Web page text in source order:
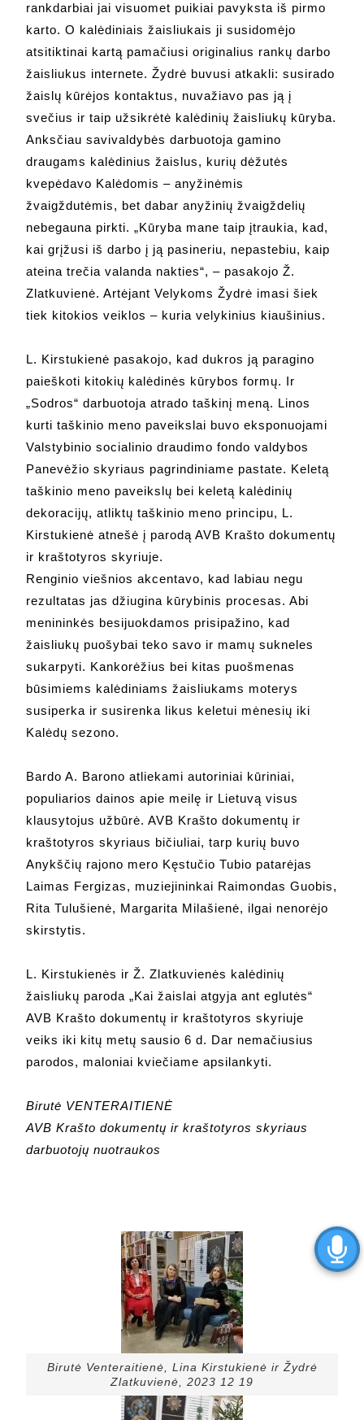
rankdarbiai jai visuomet puikiai pavyksta iš pirmo
karto. O kalėdiniais žaisliukais ji susidomėjo
atsitiktinai kartą pamačiusi originalius rankų darbo
žaisliukus internete. Žydrė buvusi atkakli: susirado
žaislų kūrėjos kontaktus, nuvažiavo pas ją į
svečius ir taip užsikrėtė kalėdinių žaisliukų kūryba.
Anksčiau savivaldybės darbuotoja gamino
draugams kalėdinius žaislus, kurių dėžutės
kvepėdavo Kalėdomis – anyžinėmis
žvaigždutėmis, bet dabar anyžinių žvaigždelių
nebegauna pirkti. „Kūryba mane taip įtraukia, kad,
kai grįžusi iš darbo į ją pasineriu, nepastebiu, kaip
ateina trečia valanda nakties“, – pasakojo Ž.
Zlatkuvienė. Artėjant Velykoms Žydrė imasi šiek
tiek kitokios veiklos – kuria velykinius kiaušinius.
L. Kirstukienė pasakojo, kad dukros ją paragino
paieškoti kitokių kalėdinės kūrybos formų. Ir
„Sodros“ darbuotoja atrado taškinį meną. Linos
kurti taškinio meno paveikslai buvo eksponuojami
Valstybinio socialinio draudimo fondo valdybos
Panevėžio skyriaus pagrindiniame pastate. Keletą
taškinio meno paveikslų bei keletą kalėdinių
dekoracijų, atliktų taškinio meno principu, L.
Kirstukienė atnešė į parodą AVB Krašto dokumentų
ir kraštotyros skyriuje.
Renginio viešnios akcentavo, kad labiau negu
rezultatas jas džiugina kūrybinis procesas. Abi
menininkės besijuokdamos prisipažino, kad
žaisliukų puošybai teko savo ir mamų sukneles
sukarpyti. Kankorėžius bei kitas puošmenas
būsimiems kalėdiniams žaisliukams moterys
susiperka ir susirenka likus keletui mėnesių iki
Kalėdų sezono.
Bardo A. Barono atliekami autoriniai kūriniai,
populiarios dainos apie meilę ir Lietuvą visus
klausytojus užbūrė. AVB Krašto dokumentų ir
kraštotyros skyriaus bičiuliai, tarp kurių buvo
Anykščių rajono mero Kęstučio Tubio patarėjas
Laimas Fergizas, muziejininkai Raimondas Guobis,
Rita Tulušienė, Margarita Milašienė, ilgai nenorėjo
skirstytis.
L. Kirstukienės ir Ž. Zlatkuvienės kalėdinių
žaisliukų paroda „Kai žaislai atgyja ant eglutės“
AVB Krašto dokumentų ir kraštotyros skyriuje
veiks iki kitų metų sausio 6 d. Dar nemačiusius
parodos, maloniai kviečiame apsilankyti.
Birutė VENTERAITIENĖ
AVB Krašto dokumentų ir kraštotyros skyriaus
darbuotojų nuotraukos
Birutė Venteraitienė, Lina Kirstukienė ir Žydrė
Zlatkuvienė, 2023 12 19